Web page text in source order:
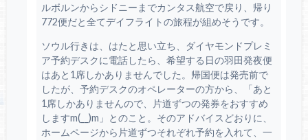
ルボルンからシドニーまでカンタス航空で戻り、帰り
772便だと全てデイフライトの旅程が組めそうです。
ソウル行きは、はたと思い立ち、ダイヤモンドプレミ
ア予約デスクに電話したら、希望する日の羽田発夜便
はあと1席しかありませんでした。帰国便は発売前で
したが、予約デスクのオペレーターの方から、「あと
1席しかありませんので、片道ずつの発券をおすすめ
しますm(__)m」とのこと。そのアドバイスどおりに、
ホームページから片道ずつそれぞれ予約を入れて、一